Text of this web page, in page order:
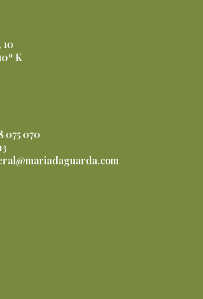
10
K
075 070